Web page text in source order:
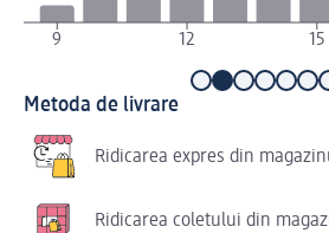
9 12 15
Metoda de livrare
Ridicarea expres din
Ridicarea coletului din